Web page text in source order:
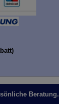
Beratung.